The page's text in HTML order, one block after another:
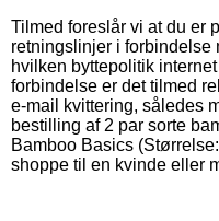
Tilmed foreslår vi at du er
retningslinjer i forbindelse
hvilken byttepolitik
forbindelse er det tilmed
e-mail kvittering, således
bestilling af 2 par sorte
Bamboo Basics
shoppe til en kvinde eller